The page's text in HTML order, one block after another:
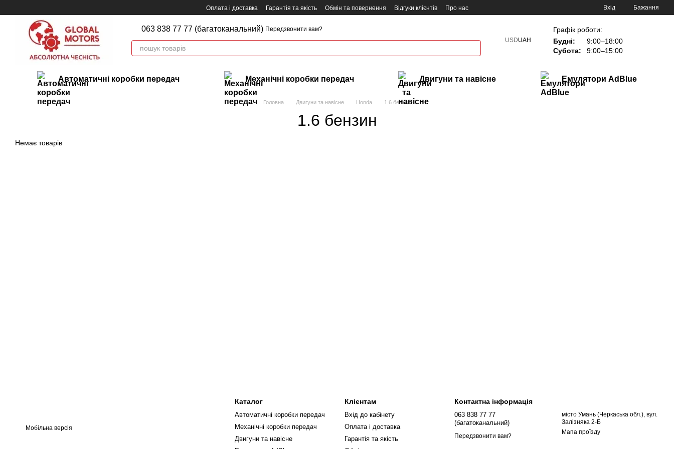
Оплата і доставка Гарантія та якість Обмін та повернення Відгуки клієнтів Про нас Вхід Бажання
063 838 77 77 (багатоканальний) Передзвонити вам?
USDUAH
Графік роботи:
Будні:
9:00–18:00
Субота:
9:00–15:00
Автоматичні коробки передач Механічні коробки передач Двигуни та навісне Емулятори AdBlue
Головна Двигуни та навісне Honda 1.6 бензин
1.6 бензин
Немає товарів
Мобільна версія
Каталог
Автоматичні коробки передач
Механічні коробки передач
Двигуни та навісне
Клієнтам
Вхід до кабінету
Оплата і доставка
Гарантія та якість
Контактна інформація
063 838 77 77
(багатоканальний)
Передзвонити вам?
місто Умань (Черкаська обл.), вул.
Залізняка 2-Б
Мапа проїзду